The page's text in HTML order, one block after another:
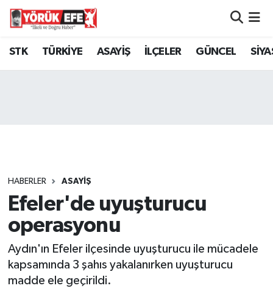
STK TÜRKİYE ASAYİŞ İLÇELER GÜNCEL
HABERLER ASAYİŞ
Efeler'de uyuşturucu
operasyonu
Aydın'ın Efeler ilçesinde uyuşturucu ile mücadele
kapsamında 3 şahıs yakalanırken uyuşturucu
madde ele geçirildi.
Aydın Nöbetçi Eczaneler
Tüm Manşetler
Son Dakika Haberleri
Haber Arşivi